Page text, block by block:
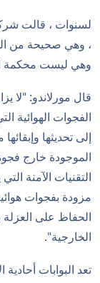
لسنوات ، قالت
، وهي صحيحة من
وهي ليست محكمة
قال مورلاندو: "لا
الفجوات الهوائية
إلى تحديثها
الموجودة خارج
التقنيات الآمنة
مزودة بفجوات
الحفاظ على
الخارجية".
تعد البوابات